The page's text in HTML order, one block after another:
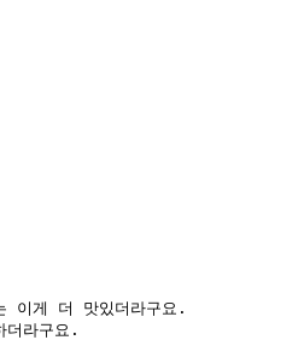
이게 더 맛있더라구요.
더라구요.